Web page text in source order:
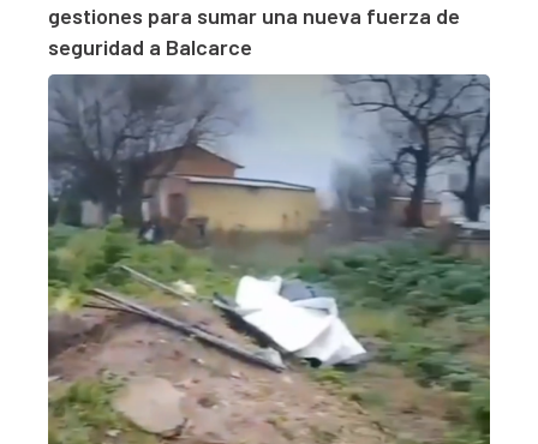
gestiones para sumar una nueva fuerza de
seguridad a Balcarce